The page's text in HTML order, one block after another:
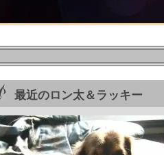
最近のロン太＆ラッキー